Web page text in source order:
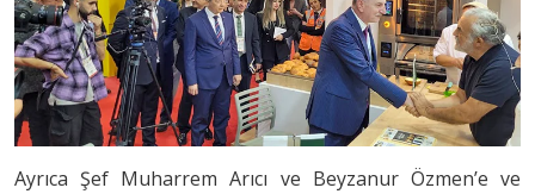
Ayrıca Şef Muharrem Arıcı ve Beyzanur Özmen’e ve